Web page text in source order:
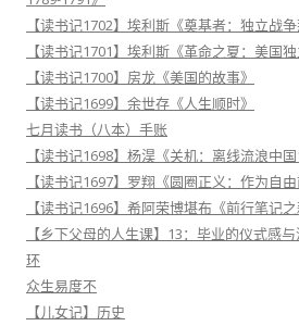
【读书记1702】埃利斯《奠基者：独立战争
【读书记1701】埃利斯《革命之夏：美国独
【读书记1700】房龙《美国的故事》
【读书记1699】余世存《人生顺时》
七月读书（八本）手账
【读书记1698】杨淏《关机：离线流浪中国
【读书记1697】罗翔《圆圈正义：作为自由
【读书记1696】希阿荣博堪布《前行笔记之
【乡下父母的人生课】13：毕业的仪式感
环
众生易度不
【儿女记】历史